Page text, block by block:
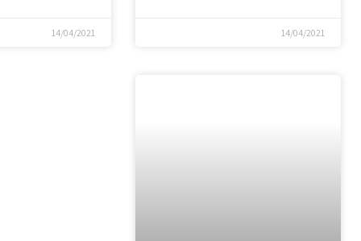
14/04/2021
14/04/2021